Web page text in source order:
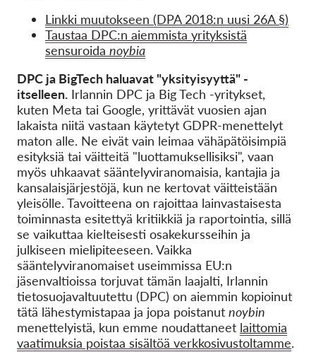
Linkki muutokseen (DPA 2018:n uusi 26A §)
Taustaa DPC:n aiemmista yrityksistä
sensuroida noybia
DPC ja BigTech haluavat "yksityisyyttä" -
itselleen. Irlannin DPC ja Big Tech -yritykset,
kuten Meta tai Google, yrittävät vuosien ajan
lakaista niitä vastaan käytetyt GDPR-menettelyt
maton alle. Ne eivät vain leimaa vähäpätöisimpiä
esityksiä tai väitteitä "luottamuksellisiksi", vaan
myös uhkaavat sääntelyviranomaisia, kantajia ja
kansalaisjärjestöjä, kun ne kertovat väitteistään
yleisölle. Tavoitteena on rajoittaa lainvastaisesta
toiminnasta esitettyä kritiikkiä ja raportointia, sillä
se vaikuttaa kielteisesti osakekursseihin ja
julkiseen mielipiteeseen. Vaikka
sääntelyviranomaiset useimmissa EU:n
jäsenvaltioissa torjuvat tämän laajalti, Irlannin
tietosuojavaltuutettu (DPC) on aiemmin kopioinut
tätä lähestymistapaa ja jopa poistanut noybin
menettelyistä, kun emme noudattaneet laittomia
vaatimuksia poistaa sisältöä verkkosivustoltamme.